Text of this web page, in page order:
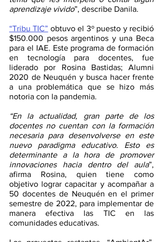
aprendizaje vivido”, describe Danila.
“Tribu TIC” obtuvo el 3º puesto y recibió
$150.000 pesos argentinos y una Beca
para el IAE. Este programa de formación
en tecnología para docentes, fue
liderado por Rosina Bastidas; Alumni
2020 de Neuquén y busca hacer frente
a una problemática que se hizo más
notoria con la pandemia.
“En la actualidad, gran parte de los
docentes no cuentan con la formación
necesaria para desenvolverse en este
nuevo paradigma educativo. Esto es
determinante a la hora de promover
innovaciones hacia dentro del aula”,
afirma Rosina, quien tiene como
objetivo lograr capacitar y acompañar a
50 docentes de Neuquén en el primer
semestre de 2022, para implementar de
manera efectiva las TIC en las
comunidades educativas.